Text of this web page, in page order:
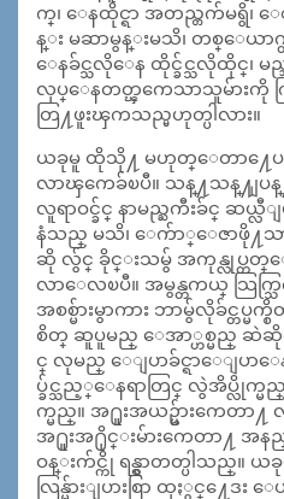
က္၊ ေနထိုင္ရာ အတည္တက်မရွိ၊
န္း မဆာမွန္းမသိ၊ တစ္ေယာ
ေနခ်င္သလိုေန ထိုင္ခ်င္သလိုထိုင္၊ မ
လုပ္ေနတတ္ၾကေသာသူမ်ားကို
တြ႔ဖူးၾကသည္မဟုတ္ပါလား။
ယခုမူ ထိုသို႔ မဟုတ္ေတာ႔ေပ။
လာၾကေခ်ၿပီ။ သန္႔သန္႔ျပ
လူရာဝင္ခ်င္ နာမည္ႀကီးခ်င္ ဆယ္
နံသည္ မသိ၊ ေက်ာ္ေဇာဖို႔သ
ဆို လွ်င္ ခိုင္းသမွ် အကုန္လုပ္တတ္ေ
လာေလၿပီ။ အမွန္တကယ္ သြက္သ
အစစ္မ်ားမွာကား ဘာမွ်လိုခ်င္တပ္
စိတ္ ဆူပူမည္ ေအာ္ဟစ္မည္ ဆဲဆို
င္ လုမည္ ေျပာခ်င္ရာေျပာ
ပ္ခ်င္သည့္ေနရာတြင္ လွဲအိပ္လိုက္မည္
က္မည္။ အ႐ူးအယဥ္မ်ားကေတာ႔
အ႐ူးအ႐ိုင္းမ်ားကေတာ႔ အ
ဝန္းက်င္ကို ရန္ရွာတတ္ပါသည္။ ယ
လြန္မ်ားျပားစြာ ထုႏွင္႔ေဒး